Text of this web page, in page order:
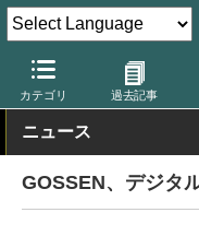
カテゴリ 過去記事
デジカメ Watch その他
ニュース
GOSSEN、デジタ